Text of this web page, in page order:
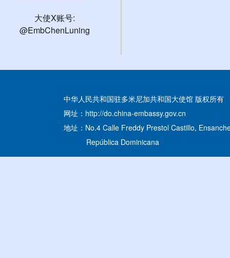
大使X账号:
@EmbChenLuning
中华人民共和国驻多米尼加共和国大使馆 版权所有
网址：http://do.china-embassy.gov.cn
地址：No.4 Calle Freddy Prestol Castillo,
República Dominicana